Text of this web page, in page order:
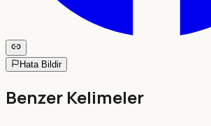
Hata Bildir
Benzer Kelimeler